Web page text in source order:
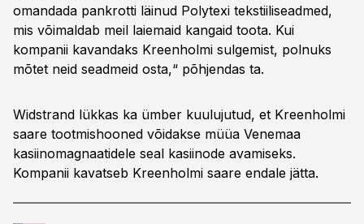
omandada pankrotti läinud Polytexi tekstiiliseadmed,
mis võimaldab meil laiemaid kangaid toota. Kui
kompanii kavandaks Kreenholmi sulgemist, polnuks
mõtet neid seadmeid osta,“ põhjendas ta.
Widstrand lükkas ka ümber kuulujutud, et Kreenholmi
saare tootmishooned võidakse müüa Venemaa
kasiinomagnaatidele seal kasiinode avamiseks.
Kompanii kavatseb Kreenholmi saare endale jätta.